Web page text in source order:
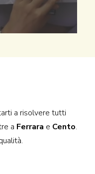
a risolvere tutti
a Ferrara e Cento.